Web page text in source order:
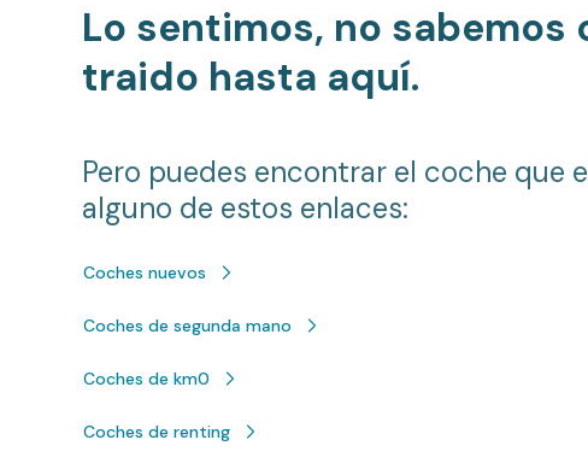
Lo sentimos, no sabemos
traido hasta aquí.
Pero puedes encontrar el coche que
alguno de estos enlaces:
Coches nuevos
Coches de segunda mano
Coches de km0
Coches de renting